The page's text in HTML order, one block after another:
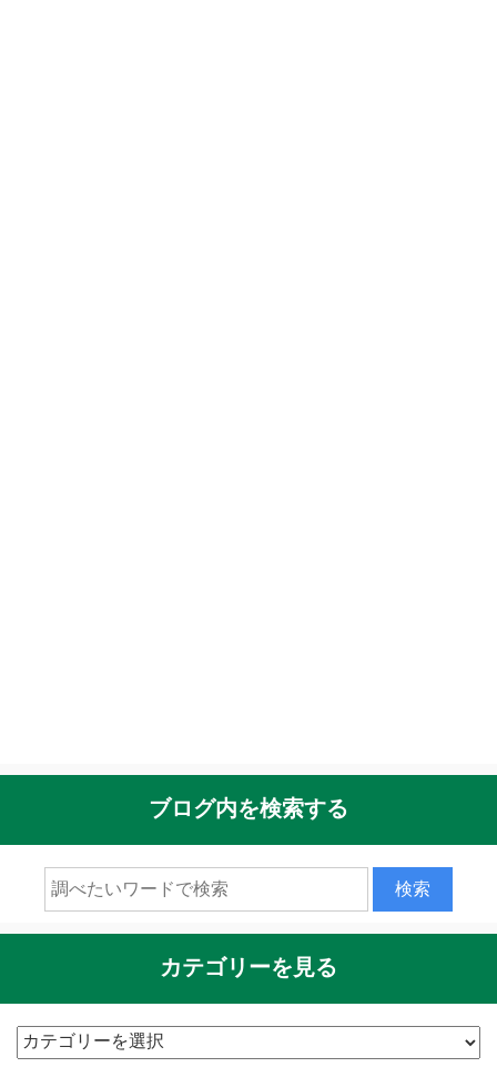
ブログ内を検索する
カテゴリーを見る
カ